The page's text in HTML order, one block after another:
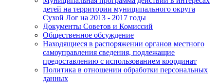
детей на территории муниципального округа
Сухой Лог на 2013 - 2017 годы
Документы Советов и Комиссий
Общественное обсуждение
Находящиеся в распоряжении органов местного
самоуправления сведения, подлежащие
предоставлению с использованием координат
Политика в отношении обработки персональных
данных